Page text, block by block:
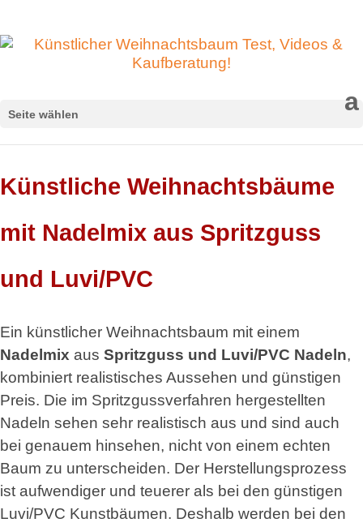
Seite wählen
Künstliche Weihnachtsbäume
mit Nadelmix aus Spritzguss
und Luvi/PVC
Ein künstlicher Weihnachtsbaum mit einem
Nadelmix aus Spritzguss und Luvi/PVC Nadeln,
kombiniert realistisches Aussehen und günstigen
Preis. Die im Spritzgussverfahren hergestellten
Nadeln sehen sehr realistisch aus und sind auch
bei genauem hinsehen, nicht von einem echten
Baum zu unterscheiden. Der Herstellungsprozess
ist aufwendiger und teuerer als bei den günstigen
Luvi/PVC Kunstbäumen. Deshalb werden bei den